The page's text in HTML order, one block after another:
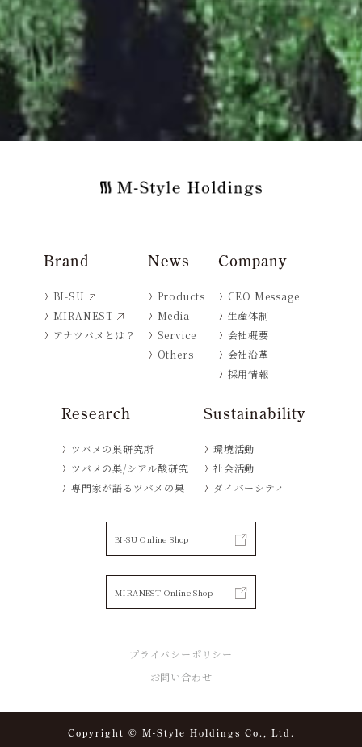
Brand
BI-SU
MIRANEST
アナツバメとは？
News
Products
Media
Service
Others
Company
CEO Message
生産体制
会社概要
会社沿革
採用情報
Research
ツバメの巣研究所
ツバメの巣/シアル酸研究
専門家が語るツバメの巣
Sustainability
環境活動
社会活動
ダイバーシティ
BI-SU Online Shop
MIRANEST Online Shop
プライバシーポリシー
お問い合わせ
Copyright © M-Style Holdings Co., Ltd.